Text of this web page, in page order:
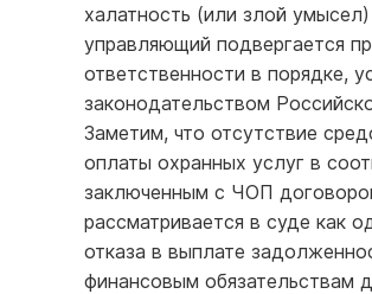
халатность (или злой
управляющий подвергается
ответственности в порядке,
законодательством
Заметим, что отсутствие
оплаты охранных услуг в
заключенным с ЧОП
рассматривается в суде как
отказа в выплате
финансовым обязательствам